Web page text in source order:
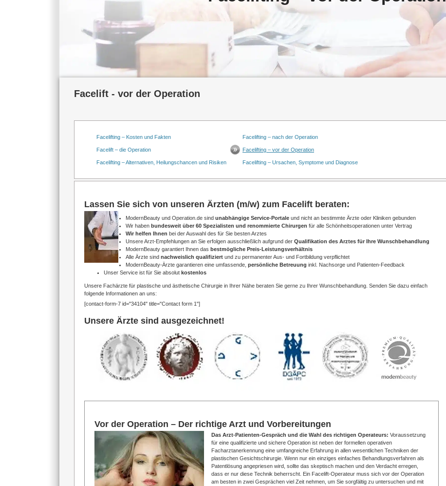
Facelift - vor der Operation
Facelifting – Kosten und Fakten Facelifting – nach der Operation
Facelift – die Operation Facelifting – vor der Operation
Facelifting – Alternativen, Heilungschancen und Risiken Facelifting – Ursachen, Symptome und Diagnose
Lassen Sie sich von unseren Ärzten (m/w) zum Facelift beraten:
ModernBeauty und Operation.de sind unabhängige Service-Portaleund nicht an bestimmte Ärzte oder Kliniken gebunden
Wir haben bundesweit über 60 Spezialisten und renommierte Chirurgen für alle Schönheitsoperationen unter Vertrag
Wir helfen Ihnen bei der Auswahl des für Sie besten Arztes
Unsere Arzt-Empfehlungen an Sie erfolgen ausschließlich aufgrund der Qualifikation des Arztes für Ihre Wunschbehandlung
ModernBeauty garantiert Ihnen das bestmögliche Preis-Leistungsverhältnis
Alle Ärzte sind nachweislich qualifiziertund zu permanenter Aus- und Fortbildung verpflichtet
ModernBeauty-Ärzte garantieren eine umfassende, persönliche Betreuung inkl. Nachsorge und Patienten-Feedback
Unser Service ist für Sie absolut kostenlos
Unsere Fachärzte für plastische und ästhetische Chirurgie in Ihrer Nähe beraten Sie gerne zu Ihrer Wunschbehandlung. Senden Sie dazu einfach
folgende Informationen an uns:
[contact-form-7 id="34104" title="Contact form 1"]
Unsere Ärzte sind ausgezeichnet!
Vor der Operation – Der richtige Arzt und Vorbereitungen
Das Arzt-Patienten-Gespräch und die Wahl des richtigen Operateurs: Voraussetzung
für eine qualifizierte und sichere Operation ist neben der formellen operativen
Facharztanerkennung eine umfangreiche Erfahrung in allen wesentlichen Techniken der
plastischen Gesichtschirurgie. Wenn nur ein einziges einfaches Behandlungsverfahren als
Patentlösung angepriesen wird, sollte das skeptisch machen und den Verdacht erregen,
dass er nur diese Technik beherrscht. Ein Facelift-Operateur muss sich vor der Operation
am besten in zwei Gesprächen viel Zeit nehmen, um Sie sorgfältig zu untersuchen und mit